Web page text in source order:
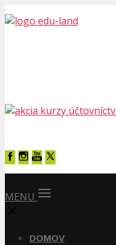
MENU
DOMOV